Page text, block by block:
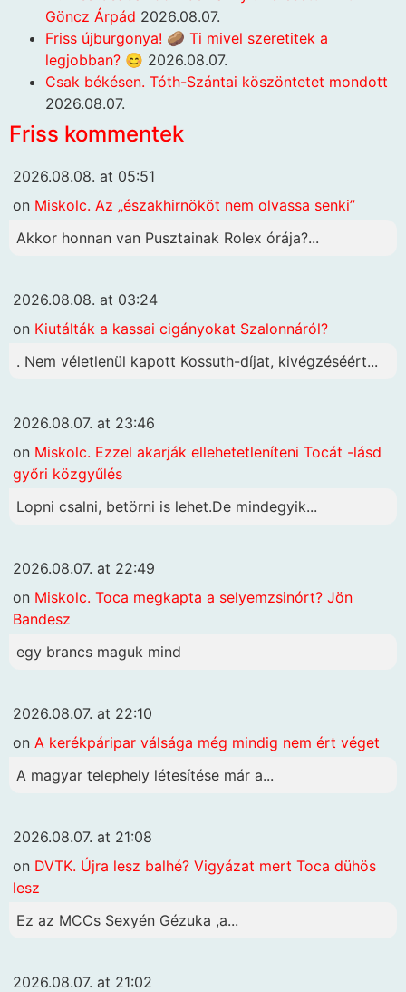
Göncz Árpád 2026.08.07.
Friss újburgonya! 🥔 Ti mivel szeretitek a
legjobban? 😊 2026.08.07.
Csak békésen. Tóth-Szántai köszöntetet mondott
2026.08.07.
Friss kommentek
2026.08.08. at 05:51
on Miskolc. Az „északhirnököt nem olvassa senki”
Akkor honnan van Pusztainak Rolex órája?...
2026.08.08. at 03:24
on Kiutálták a kassai cigányokat Szalonnáról?
. Nem véletlenül kapott Kossuth-díjat, kivégzéséért...
2026.08.07. at 23:46
on Miskolc. Ezzel akarják ellehetetleníteni Tocát -lásd
győri közgyűlés
Lopni csalni, betörni is lehet.De mindegyik...
2026.08.07. at 22:49
on Miskolc. Toca megkapta a selyemzsinórt? Jön
Bandesz
egy brancs maguk mind
2026.08.07. at 22:10
on A kerékpáripar válsága még mindig nem ért véget
A magyar telephely létesítése már a...
2026.08.07. at 21:08
on DVTK. Újra lesz balhé? Vigyázat mert Toca dühös
lesz
Ez az MCCs Sexyén Gézuka ,a...
2026.08.07. at 21:02